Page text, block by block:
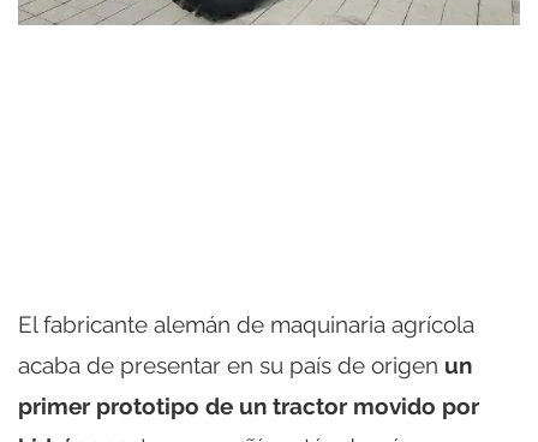
El fabricante alemán de maquinaria agrícola
acaba de presentar en su país de origen un
primer prototipo de un tractor movido por